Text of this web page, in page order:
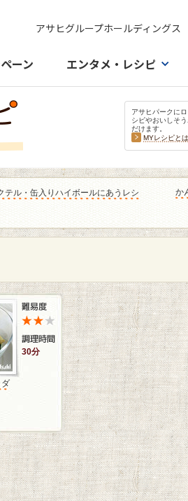
アサヒグループホールディングス
ーン エンタメ・レシピ
アサヒパークに
シピやおいしそ
だけます。
MYレシピとは
テル・缶入りハイボールにあうレシ
か
30分